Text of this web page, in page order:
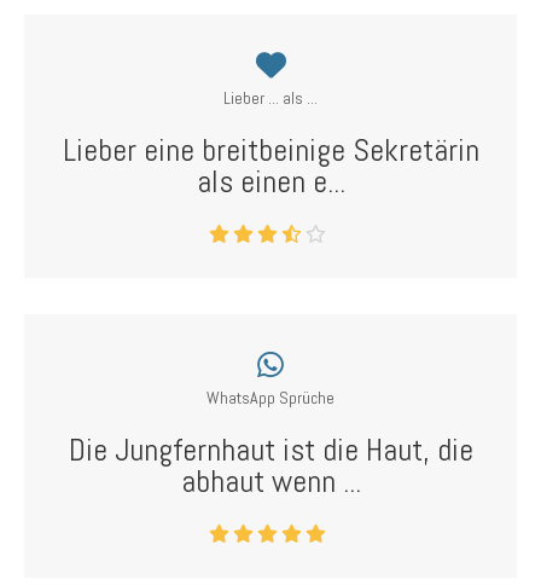
Lieber ... als ...
Lieber eine breitbeinige Sekretärin
als einen e...
WhatsApp Sprüche
Die Jungfernhaut ist die Haut, die
abhaut wenn ...